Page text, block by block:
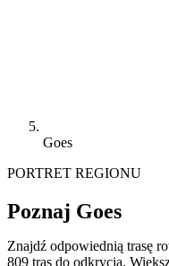
Goes
PORTRET REGIONU
Poznaj Goes
Znajdź odpowiednią trasę
809 tras do odkrycia.